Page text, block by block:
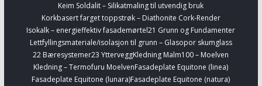
Keim Soldalit – Silikatmaling til utvendig bruk
Korkbasert farget toppstrøk – Diathonite Cork-Render
Isokalk – energieffektiv fasademørtel21 Grunn og Fundamenter
Lettfyllingsmateriale/isolasjon til grunn – Glasopor skumglass
22 Bæresystemer23 YtterveggKledning Malm100 – Moelven
Kledning – Termofuru MoelvenFasadeplate Equitone (linea)
Fasadeplate Equitone (lunara)Fasadeplate Equitone (natura)